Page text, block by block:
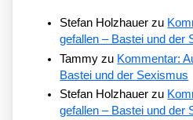
Stefan Holzhauer zu
gefallen – Bastei und der
Tammy zu Kommentar:
Bastei und der Sexismus
Stefan Holzhauer zu
gefallen – Bastei und der